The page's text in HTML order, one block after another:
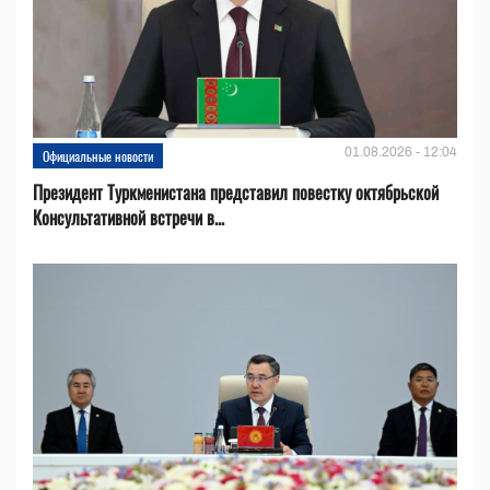
Официальные новости 01.08.2026 - 12:04
Президент Туркменистана представил повестку октябрьской
Консультативной встречи в...